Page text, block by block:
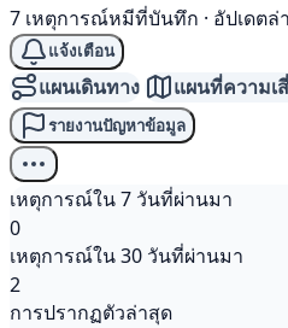
7 เหตุการณ์หมีที่บันทึก · อัปเดตล่
แจ้งเตือน
แผนเดินทาง แผนที่ความเ
รายงานปัญหาข้อมูล
เหตุการณ์ใน 7 วันที่ผ่านมา
0
เหตุการณ์ใน 30 วันที่ผ่านมา
2
การปรากฏตัวล่าสุด